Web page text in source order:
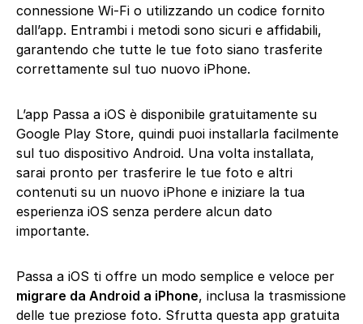
connessione Wi-Fi o utilizzando un codice fornito
dall’app. Entrambi i metodi sono sicuri e affidabili,
garantendo che tutte le tue foto siano trasferite
correttamente sul tuo nuovo iPhone.
L’app Passa a iOS è disponibile gratuitamente su
Google Play Store, quindi puoi installarla facilmente
sul tuo dispositivo Android. Una volta installata,
sarai pronto per trasferire le tue foto e altri
contenuti su un nuovo iPhone e iniziare la tua
esperienza iOS senza perdere alcun dato
importante.
Passa a iOS ti offre un modo semplice e veloce per
migrare da Android a iPhone, inclusa la trasmissione
delle tue preziose foto. Sfrutta questa app gratuita